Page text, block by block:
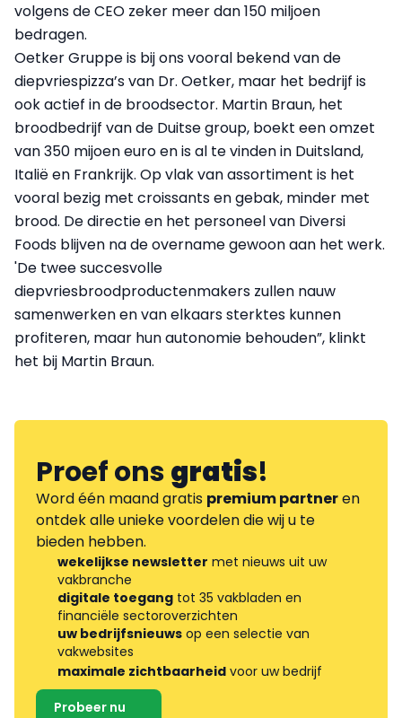
volgens de CEO zeker meer dan 150 miljoen
bedragen.
Oetker Gruppe is bij ons vooral bekend van de
diepvriespizza’s van Dr. Oetker, maar het bedrijf is
ook actief in de broodsector. Martin Braun, het
broodbedrijf van de Duitse group, boekt een omzet
van 350 mijoen euro en is al te vinden in Duitsland,
Italië en Frankrijk. Op vlak van assortiment is het
vooral bezig met croissants en gebak, minder met
brood. De directie en het personeel van Diversi
Foods blijven na de overname gewoon aan het werk.
'De twee succesvolle
diepvriesbroodproductenmakers zullen nauw
samenwerken en van elkaars sterktes kunnen
profiteren, maar hun autonomie behouden”, klinkt
het bij Martin Braun.
Proef onsgratis!
Word één maand gratis premium partneren
ontdek alle unieke voordelen die wij u te
bieden hebben.
wekelijkse newsletter met nieuws uit uw
vakbranche
digitale toegang tot 35 vakbladen en
financiële sectoroverzichten
uw bedrijfsnieuws op een selectie van
vakwebsites
maximale zichtbaarheid voor uw bedrijf
Probeer nu